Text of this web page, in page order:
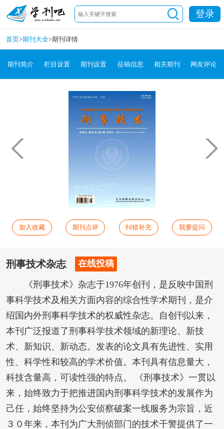
登录
首页>期刊大全>期刊详情
期刊简介 栏目设置 期刊设置 征稿信息 相关期刊 网友评论
加入收藏 期刊点评 纠错补充 我要提问
刑事技术杂志 在线投稿
《刑事技术》杂志于1976年创刊，是反映中国刑
事科学技术及相关方面内容的综合性学术期刊，是介
绍国内外刑事科学技术的权威性杂志。自创刊以来，
本刊广泛报道了刑事科学技术领域的新理论、新技
术、新知识、新动态。发表的论文具有先进性、实用
性、科学性和较高的学术价值。本刊具有信息量大，
科技含量高，可读性强的特点。 《刑事技术》一贯以
来，始终致力于把推进国内刑事科学技术的发展作为
己任，始终坚持为公安侦察破案一线服务为宗旨，近
３０年来，本刊为广大刑侦部门的技术干警提供了一